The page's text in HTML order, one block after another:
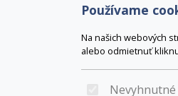
Používame
Na našich webových
alebo odmietnuť